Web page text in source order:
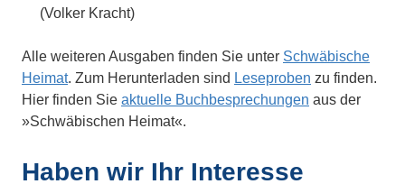
(Volker Kracht)
Alle weiteren Ausgaben finden Sie unter Schwäbische
Heimat. Zum Herunterladen sind Leseproben zu finden.
Hier finden Sie aktuelle Buchbesprechungen aus der
»Schwäbischen Heimat«.
Haben wir Ihr Interesse